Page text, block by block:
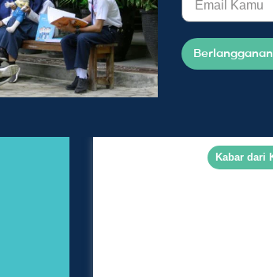
Berlangganan
Kabar dari